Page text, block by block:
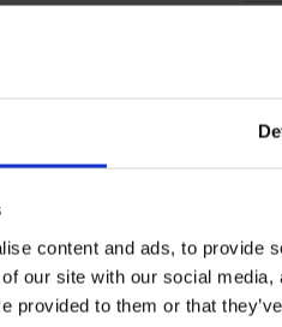
content and ads, to provide
our site with our social
provided to them or that
Kod
Brand